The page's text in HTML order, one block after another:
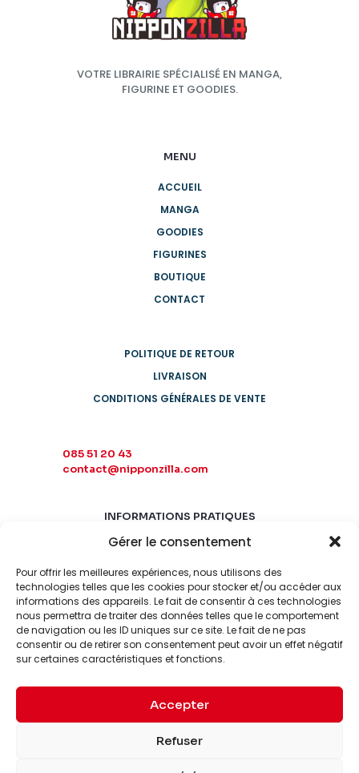
Gérer le consentement
Pour offrir les meilleures expériences, nous utilisons des
technologies telles que les cookies pour stocker et/ou accéder aux
informations des appareils. Le fait de consentir à ces technologies
nous permettra de traiter des données telles que le comportement
de navigation ou les ID uniques sur ce site. Le fait de ne pas
consentir ou de retirer son consentement peut avoir un effet négatif
sur certaines caractéristiques et fonctions.
Accepter
Refuser
VOTRE LIBRAIRIE SPÉCIALISÉ EN MANGA,
FIGURINE ET GOODIES.
MENU
ACCUEIL
MANGA
GOODIES
FIGURINES
BOUTIQUE
CONTACT
POLITIQUE DE RETOUR
LIVRAISON
CONDITIONS GÉNÉRALES DE VENTE
085 51 20 43
contact@nipponzilla.com
INFORMATIONS PRATIQUES
MARDI-SAMEDI
LUNDI-DIMANCHE
FERMÉ
© 2026 Nipponzilla. Tous
Mentions